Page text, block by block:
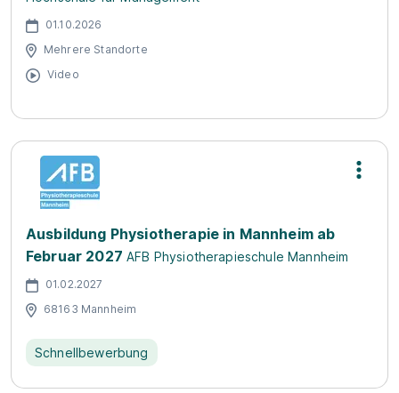
01.10.2026
Mehrere Standorte
Video
Ausbildung Physiotherapie in Mannheim ab
Februar 2027 AFB Physiotherapieschule Mannheim
01.02.2027
68163 Mannheim
Schnellbewerbung